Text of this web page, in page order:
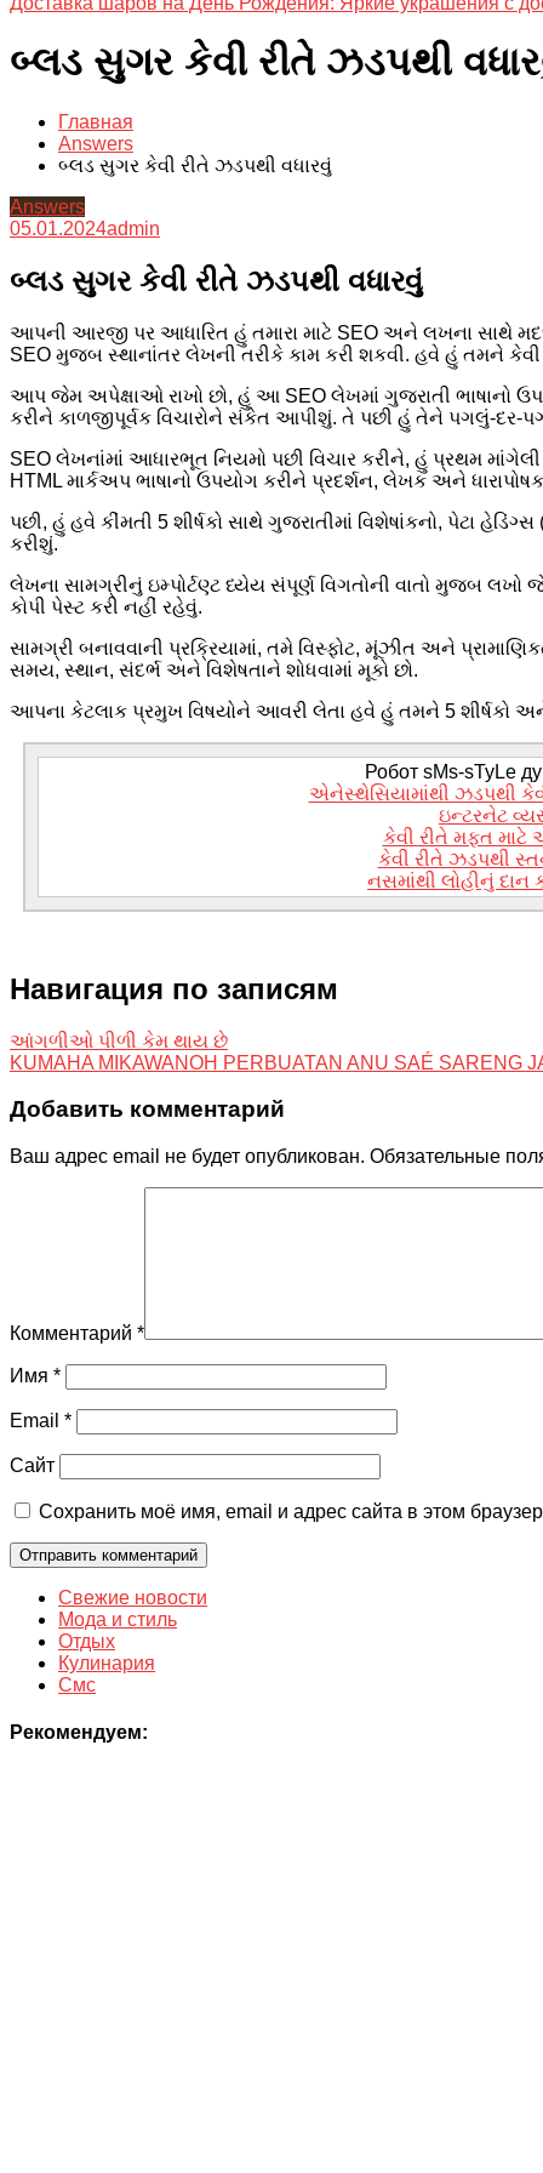
બ્લડ સુગર કેવી રીતે ઝડપથી
Главная
Answers
બ્લડ સુગર કેવી રીતે ઝડપથી વધારવું
Answers
05.01.2024admin
બ્લડ સુગર કેવી રીતે ઝડપથી વધારવું
આપની આરજી પર આધારિત હું તમારા માટે SEO અને લખના સાથે
SEO મુજબ સ્થાનાંતર લેખની તરીકે કામ કરી શકવી. હવે હું તમને
આપ જેમ અપેક્ષાઓ રાખો છો, હું આ SEO લેખમાં ગુજરાતી ભાષાનો
કરીને કાળજીપૂર્વક વિચારોને સંકેત આપીશું. તે પછી હું તેને પગલું-દર-
SEO લેખનાંમાં આધારભૂત નિયમો પછી વિચાર કરીને, હું પ્રથમ
HTML માર્કઅપ ભાષાનો ઉપયોગ કરીને પ્રદર્શન, લેખક અને
પછી, હું હવે કીંમતી 5 શીર્ષકો સાથે ગુજરાતીમાં વિશેષાંકનો, પેટા
કરીશું.
લેખના સામગ્રીનું ઇમ્પોર્ટણ્ટ ધ્યેય સંપૂર્ણ વિગતોની વાતો મુજબ
કોપી પેસ્ટ કરી નહીં રહેવું.
સામગ્રી બનાવવાની પ્રક્રિયામાં, તમે વિસ્ફોટ, મૂંઝીત અને
સમય, સ્થાન, સંદર્ભ અને વિશેષતાને શોધવામાં મૂકો છો.
આપના કેટલાક પ્રમુખ વિષયોને આવરી લેતા હવે હું તમને 5 શીર્ષકો
Робот sMs-sTyLe
એનેસ્થેસિયામાંથી ઝડપથી
ઇન્ટરનેટ
કેવી રીતે મફત
કેવી રીતે ઝડપથી
નસમાંથી લોહીનું દાન
Навигация по записям
આંગળીઓ પીળી કેમ થાય છે
KUMAHA MIKAWANOH PERBUATAN ANU SAÉ SARENG
Добавить комментарий
Ваш адрес email не будет опубликован. Обязательные
Комментарий *
Имя *
Email *
Сайт
Сохранить моё имя, email и адрес сайта в этом
Свежие новости
Мода и стиль
Отдых
Кулинария
Смс
Рекомендуем: